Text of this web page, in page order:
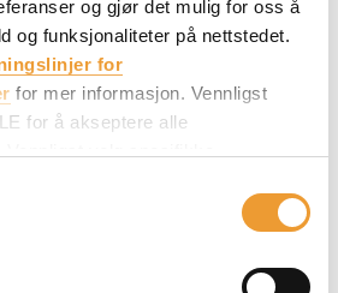
og gjør det mulig for oss å
og funksjonaliteter på nettstedet.
for
for mer informasjon. Vennligst
for å akseptere alle
MITT VALG for å gjøre